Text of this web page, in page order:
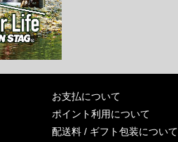
お支払について
ポイント利用について
配送料 / ギフト包装について